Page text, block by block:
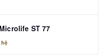
ST 77